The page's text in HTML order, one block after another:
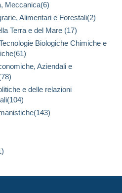
Meccanica(6)
Alimentari e Forestali(2)
Terra e del Mare (17)
Biologiche Chimiche e
Aziendali e
e delle relazioni